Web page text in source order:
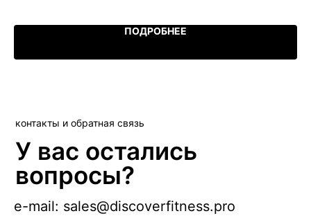
ПОДРОБНЕЕ
e-mail: sales@discoverfitness.pro
контакты и обратная связь
У вас остались
вопросы?